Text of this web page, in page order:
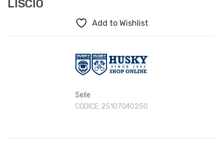
LISCIO
Add to Wishlist
Selle
CODICE: 25107040250